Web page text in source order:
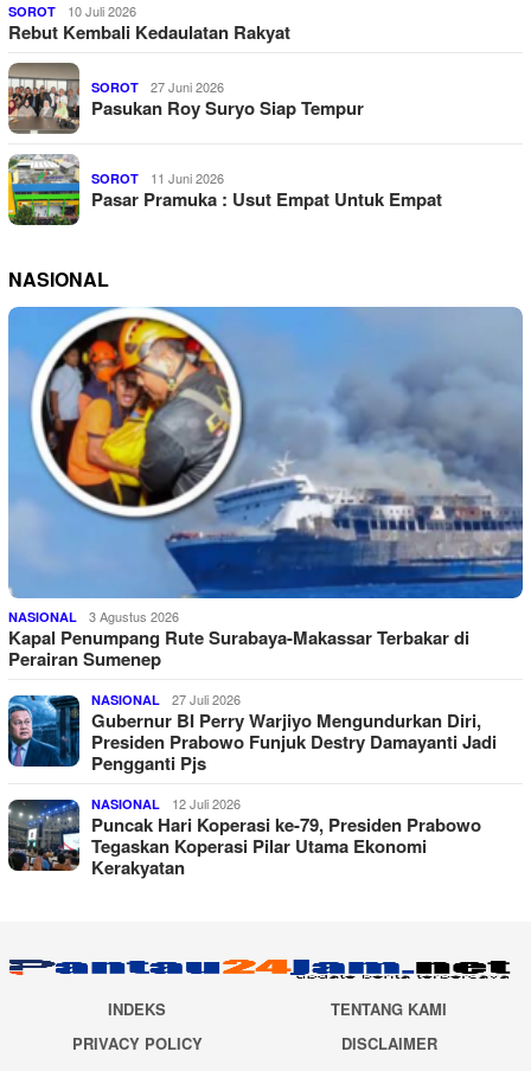
SOROT 10 Juli 2026
Rebut Kembali Kedaulatan Rakyat
SOROT 27 Juni 2026
Pasukan Roy Suryo Siap Tempur
SOROT 11 Juni 2026
Pasar Pramuka : Usut Empat Untuk Empat
NASIONAL
NASIONAL 3 Agustus 2026
Kapal Penumpang Rute Surabaya-Makassar Terbakar di
Perairan Sumenep
NASIONAL 27 Juli 2026
Gubernur BI Perry Warjiyo Mengundurkan Diri,
Presiden Prabowo Funjuk Destry Damayanti Jadi
Pengganti Pjs
NASIONAL 12 Juli 2026
Puncak Hari Koperasi ke-79, Presiden Prabowo
Tegaskan Koperasi Pilar Utama Ekonomi
Kerakyatan
INDEKS
TENTANG KAMI
PRIVACY POLICY
DISCLAIMER